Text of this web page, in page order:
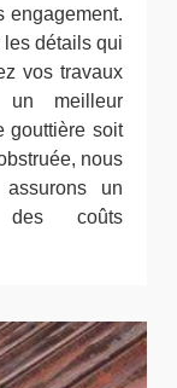
engagement.
détails qui
vos travaux
un meilleur
gouttière soit
nous
un
des coûts